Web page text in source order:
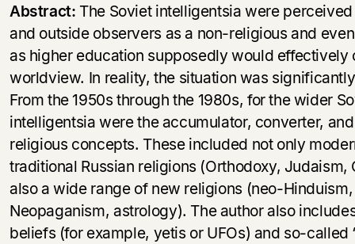
Abstract: The Soviet intelligentsia were
and outside observers as a non-religious and
as higher education supposedly would effectively
worldview. In reality, the situation was
From the 1950s through the 1980s, for the wider
intelligentsia were the accumulator, converter,
religious concepts. These included not only
traditional Russian religions (Orthodoxy, Judaism,
also a wide range of new religions (neo-
Neopaganism, astrology). The author also
beliefs (for example, yetis or UFOs) and so-called